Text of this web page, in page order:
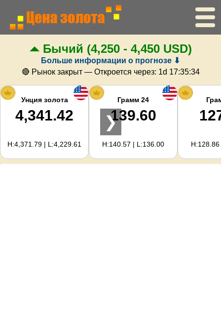
Главная
Цена золота
Цена серебра
Калькулятор золота
Для вебмастеров
Бычий (4,250 - 4,450 USD)
Больше информации о прогнозе ⬇
🔴 Рынок закрыт — Откроется через: 1d 17:35:33
Унция золота
4,341.42
H:4,371.79 | L:4,229.61
Грамм 24
139.60
H:140.57 | L:136.00
❯